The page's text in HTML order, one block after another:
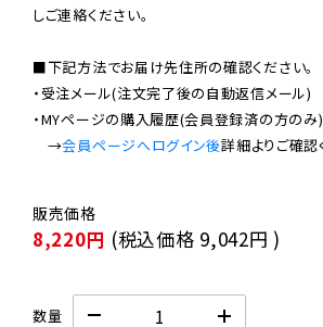
しご連絡ください。
■下記方法でお届け先住所の確認ください。
・受注メール(注文完了後の自動返信メール)
・MYページの購入履歴(会員登録済の方のみ)
→会員ページへログイン後
8,220円 (税込価格 9,042円 )
数量